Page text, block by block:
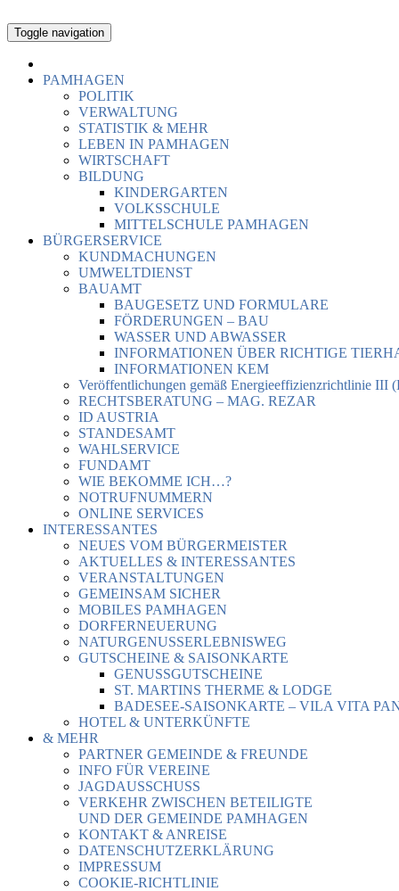
Toggle navigation
PAMHAGEN
POLITIK
VERWALTUNG
STATISTIK & MEHR
LEBEN IN PAMHAGEN
WIRTSCHAFT
BILDUNG
KINDERGARTEN
VOLKSSCHULE
MITTELSCHULE PAMHAGEN
BÜRGERSERVICE
KUNDMACHUNGEN
UMWELTDIENST
BAUAMT
BAUGESETZ UND FORMULARE
FÖRDERUNGEN – BAU
WASSER UND ABWASSER
INFORMATIONEN ÜBER RICHTIGE
INFORMATIONEN KEM
Veröffentlichungen gemäß Energieeffizienzrichtlinie III
RECHTSBERATUNG – MAG. REZAR
ID AUSTRIA
STANDESAMT
WAHLSERVICE
FUNDAMT
WIE BEKOMME ICH…?
NOTRUFNUMMERN
ONLINE SERVICES
INTERESSANTES
NEUES VOM BÜRGERMEISTER
AKTUELLES & INTERESSANTES
VERANSTALTUNGEN
GEMEINSAM SICHER
MOBILES PAMHAGEN
DORFERNEUERUNG
NATURGENUSSERLEBNISWEG
GUTSCHEINE & SAISONKARTE
GENUSSGUTSCHEINE
ST. MARTINS THERME & LODGE
BADESEE-SAISONKARTE – VILA VITA
HOTEL & UNTERKÜNFTE
& MEHR
PARTNER GEMEINDE & FREUNDE
INFO FÜR VEREINE
JAGDAUSSCHUSS
VERKEHR ZWISCHEN BETEILIGTE
UND DER GEMEINDE PAMHAGEN
KONTAKT & ANREISE
DATENSCHUTZERKLÄRUNG
IMPRESSUM
COOKIE-RICHTLINIE